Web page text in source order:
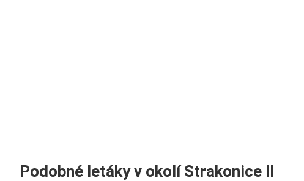
Podobné letáky v okolí Strakonice II